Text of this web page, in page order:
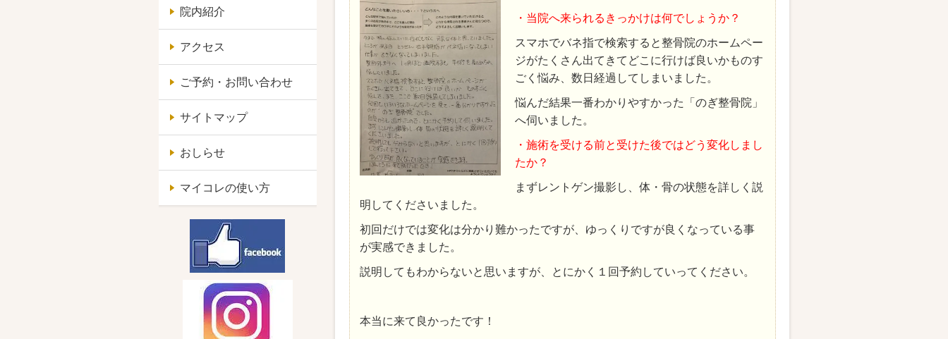
・当院へ来られるきっかけは何でしょうか？
スマホでバネ指で検索すると整骨院のホームペー
ジがたくさん出てきてどこに行けば良いかものす
ごく悩み、数日経過してしまいました。
悩んだ結果一番わかりやすかった「のぎ整骨院」
へ伺いました。
・施術を受ける前と受けた後ではどう変化しまし
たか？
まずレントゲン撮影し、体・骨の状態を詳しく説
明してくださいました。
初回だけでは変化は分かり難かったですが、ゆっくりですが良くなっている事
が実感できました。
説明してもわからないと思いますが、とにかく１回予約していってください。
本当に来て良かったです！
院内紹介
アクセス
ご予約・お問い合わせ
サイトマップ
おしらせ
マイコレの使い方